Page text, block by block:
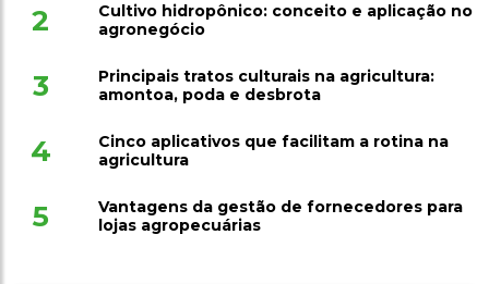
2
Cultivo hidropônico: conceito e aplicação no
agronegócio
3
Principais tratos culturais na agricultura:
amontoa, poda e desbrota
4
Cinco aplicativos que facilitam a rotina na
agricultura
5
Vantagens da gestão de fornecedores para
lojas agropecuárias